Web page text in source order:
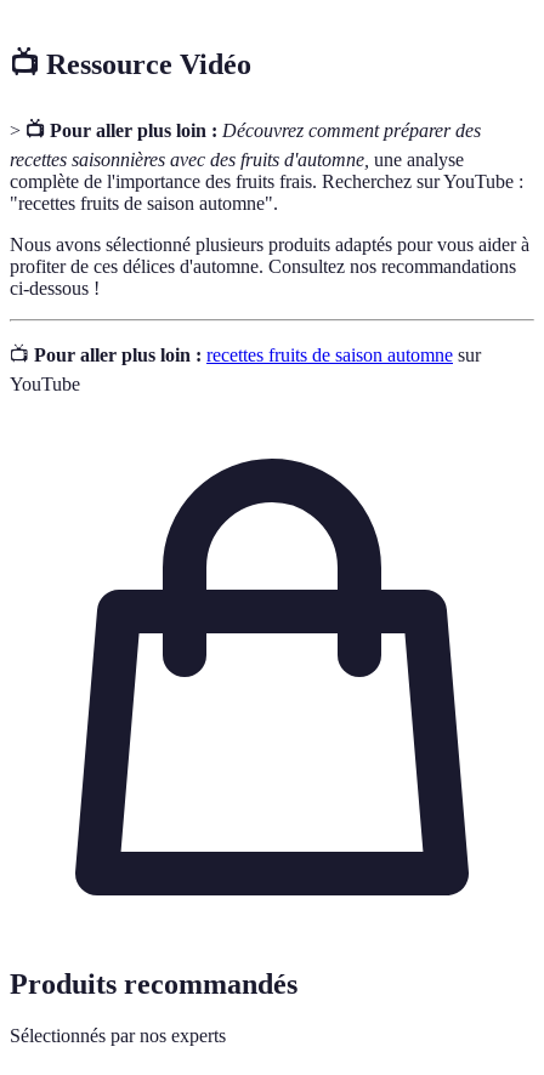
📺 Ressource Vidéo
> 📺 Pour aller plus loin : Découvrez comment préparer des
recettes saisonnières avec des fruits d'automne, une analyse
complète de l'importance des fruits frais. Recherchez sur YouTube :
"recettes fruits de saison automne".
Nous avons sélectionné plusieurs produits adaptés pour vous aider à
profiter de ces délices d'automne. Consultez nos recommandations
ci-dessous !
📺 Pour aller plus loin : recettes fruits de saison automne sur
YouTube
Produits recommandés
Sélectionnés par nos experts